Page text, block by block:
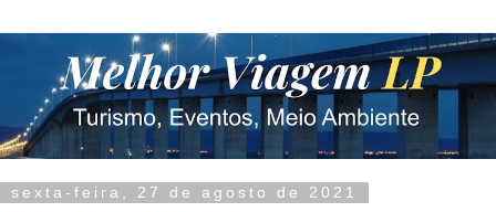
sexta-feira, 27 de agosto de 2021